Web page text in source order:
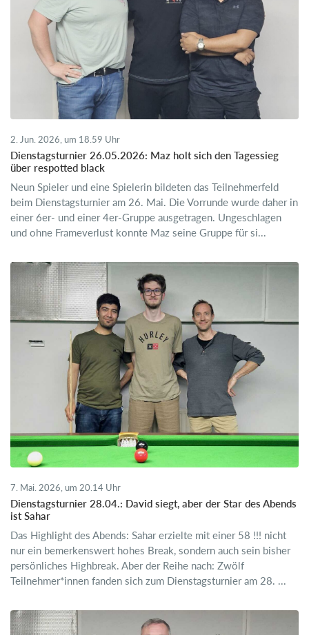
2. Jun. 2026, um 18.59 Uhr
Dienstagsturnier 26.05.2026: Maz holt sich den Tagessieg
über respotted black
Neun Spieler und eine Spielerin bildeten das Teilnehmerfeld
beim Dienstagsturnier am 26. Mai. Die Vorrunde wurde daher in
einer 6er- und einer 4er-Gruppe ausgetragen. Ungeschlagen
und ohne Frameverlust konnte Maz seine Gruppe für si...
7. Mai. 2026, um 20.14 Uhr
Dienstagsturnier 28.04.: David siegt, aber der Star des Abends
ist Sahar
Das Highlight des Abends: Sahar erzielte mit einer 58 !!! nicht
nur ein bemerkenswert hohes Break, sondern auch sein bisher
persönliches Highbreak. Aber der Reihe nach: Zwölf
Teilnehmer*innen fanden sich zum Dienstagsturnier am 28. ...